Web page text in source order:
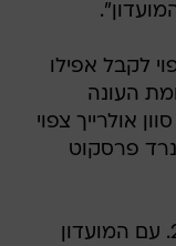
לקבל אפילו
העונה
גם סוון אולרייך צפוי
פרסקוט
נוייר משחק בבאיירן מינכן מאז 2011. עם המועדון